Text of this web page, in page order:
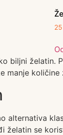
25
biljni
se